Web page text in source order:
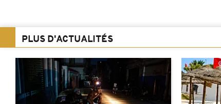
PLUS D'ACTUALITÉS